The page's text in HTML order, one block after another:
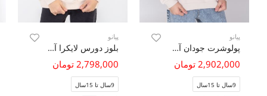
پیانو
پولوشرت جودان آستین بلند
2,902,000 تومان
9سال تا 15سال
پیانو
بلوز دورس لایکرا آستین افتاده (ست با کد 11422)
2,798,000 تومان
9سال تا 15سال